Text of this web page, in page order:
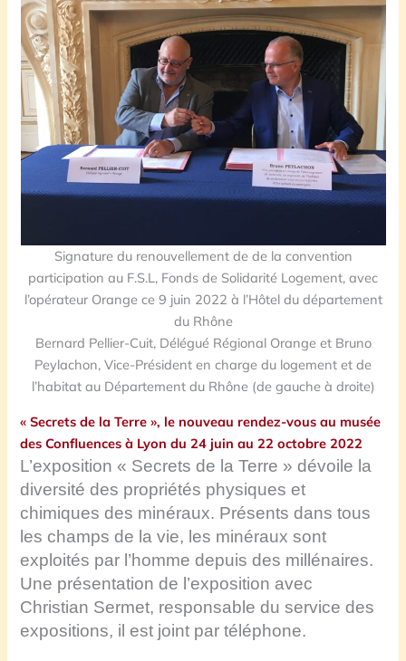
Signature du renouvellement de de la convention
participation au F.S.L, Fonds de Solidarité Logement, avec
l’opérateur Orange ce 9 juin 2022 à l’Hôtel du département
du Rhône
Bernard Pellier-Cuit, Délégué Régional Orange et Bruno
Peylachon, Vice-Président en charge du logement et de
l’habitat au Département du Rhône (de gauche à droite)
« Secrets de la Terre », le nouveau rendez-vous au musée
des Confluences à Lyon du 24 juin au 22 octobre 2022
L’exposition « Secrets de la Terre » dévoile la
diversité des propriétés physiques et
chimiques des minéraux. Présents dans tous
les champs de la vie, les minéraux sont
exploités par l’homme depuis des millénaires.
Une présentation de l’exposition avec
Christian Sermet, responsable du service des
expositions, il est joint par téléphone.